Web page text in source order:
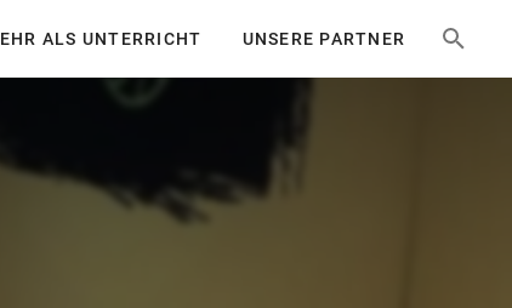
ALS UNTERRICHT UNSERE PARTNER